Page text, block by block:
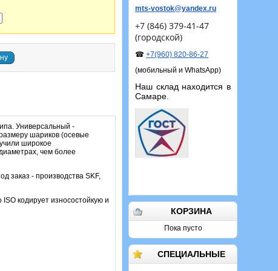
mts-vostok@yandex.ru
+7 (846) 379-41-47
(городской)
☎ +7(960) 820-86-27
(мобильный и WhatsApp)
Наш склад находится в
Самаре.
КОРЗИНА
Пока пусто
СПЕЦИАЛЬНЫЕ
Универсальный -
шариков (осевые
широкое
чем более
заказ - производства SKF,
кодирует износостойкую и